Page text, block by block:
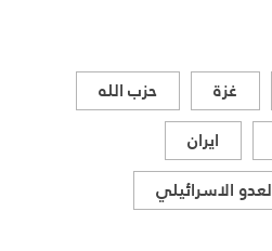
الداخلي والإقليمي
غزة
حزب الله
ايران
الاسرائيلي